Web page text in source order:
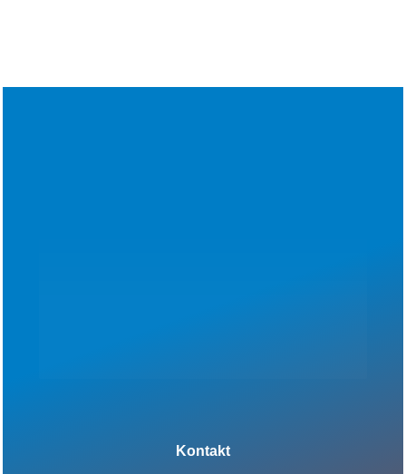
Kontakt